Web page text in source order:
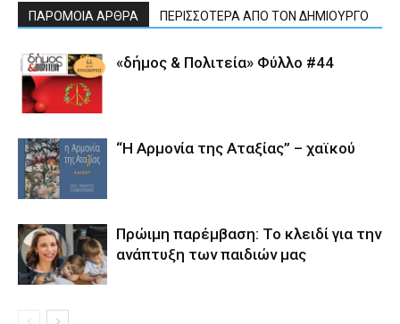
ΠΑΡΟΜΟΙΑ ΑΡΘΡΑ ΠΕΡΙΣΣΟΤΕΡΑ ΑΠΟ ΤΟΝ ΔΗΜΙΟΥΡΓΟ
«δήμος & Πολιτεία» Φύλλο #44
“Η Αρμονία της Αταξίας” – χαϊκού
Πρώιμη παρέμβαση: Το κλειδί για την
ανάπτυξη των παιδιών µας